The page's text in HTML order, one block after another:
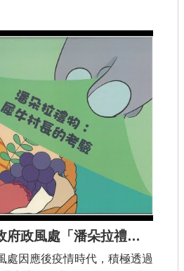
片改編自真實案例，藉由劇
之道德抉擇，影片最後透過
，以親身經歷勸誡觀眾，切
錯誤之路而後悔莫及，唯有
始能永不後悔！進而傳達嚴
重要性。
【轉知】嘉義市政府政風處「潘朵拉禮物：犀牛村長的考驗」動畫影片
因應後疫情時代，積極透過